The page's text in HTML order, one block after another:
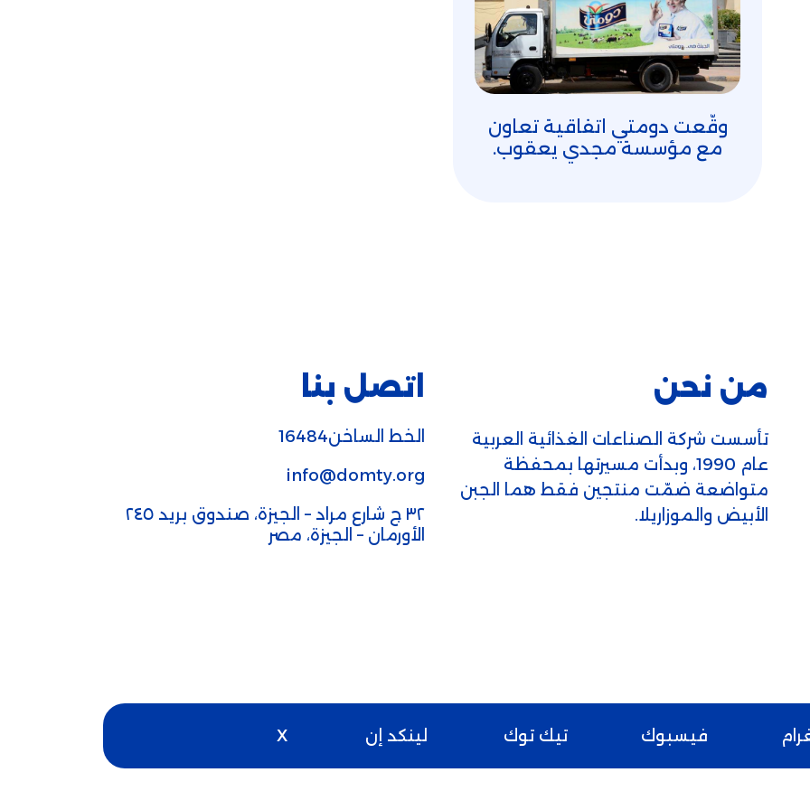
وقّعت دومتي اتفاقية تعاون
مع مؤسسة مجدي يعقوب.
من نحن
تأسست شركة الصناعات الغذائية العربية
عام 1990، وبدأت مسيرتها بمحفظة
متواضعة ضمّت منتجين فقط هما الجبن
الأبيض والموزاريلا.
اتصل بنا
الخط الساخن16484
info@domty.org
٣٢ ج شارع مراد – الجيزة، صندوق بريد ٢٤٥
الأورمان – الجيزة، مصر
فيسبوك تيك توك لينكد إن X